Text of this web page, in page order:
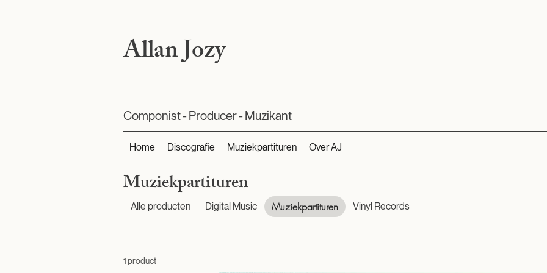
Allan Jozy
Componist - Producer - Muzikant
Home Discografie Muziekpartituren Over AJ
Muziekpartituren
Alle producten Digital Music Muziekpartituren Vinyl Records
1 product